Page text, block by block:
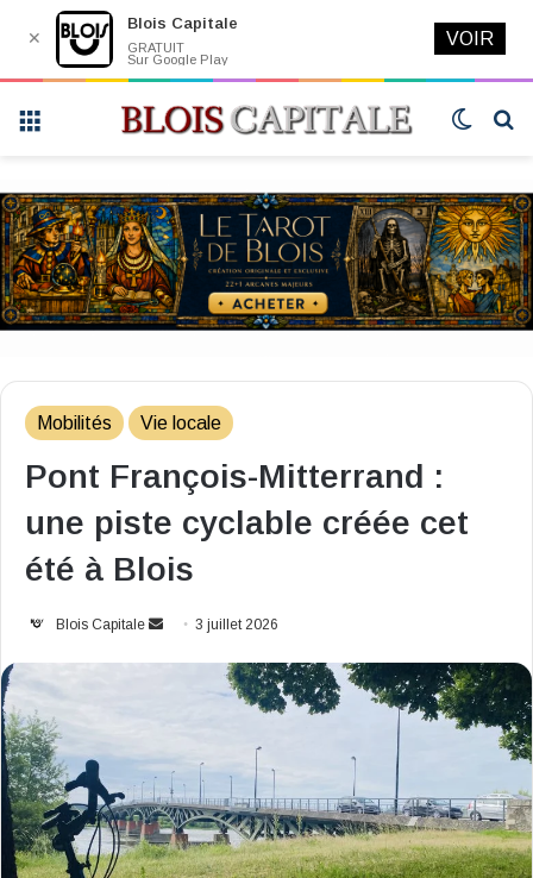
Switch
Mobilités Vie locale
Pont François-Mitterrand :
une piste cyclable créée cet
été à Blois
Blois Capitale
Envoyer3 juillet 2026
✕
Blois Capitale
GRATUIT
Sur Google Play
VOIR